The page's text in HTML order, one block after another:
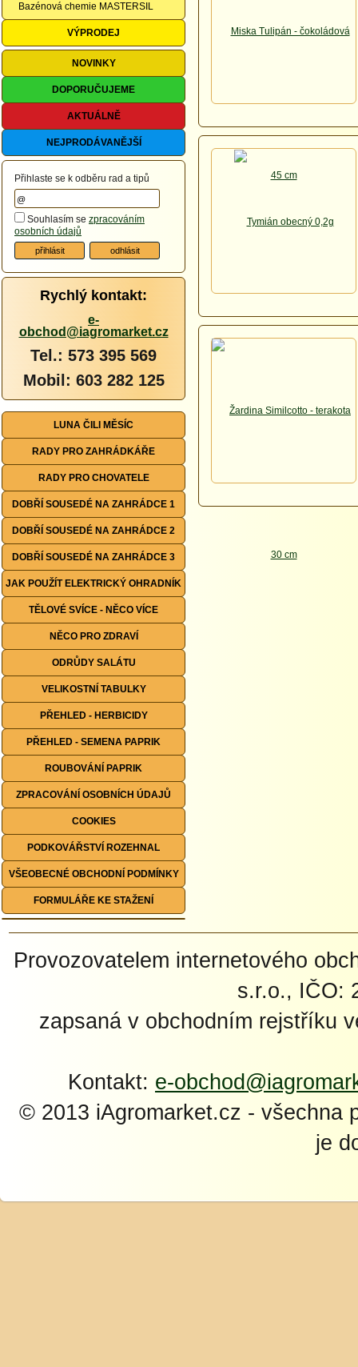
Bazénová chemie MASTERSIL
VÝPRODEJ
NOVINKY
DOPORUČUJEME
AKTUÁLNĚ
NEJPRODÁVANĚJŠÍ
Přihlaste se k odběru rad a tipů
Souhlasím se zpracováním
osobních údajů
Rychlý kontakt:
e-
obchod@iagromarket.cz
Tel.: 573 395 569
Mobil: 603 282 125
LUNA ČILI MĚSÍC
RADY PRO ZAHRÁDKÁŘE
RADY PRO CHOVATELE
DOBŘÍ SOUSEDÉ NA ZAHRÁDCE 1
DOBŘÍ SOUSEDÉ NA ZAHRÁDCE 2
DOBŘÍ SOUSEDÉ NA ZAHRÁDCE 3
JAK POUŽÍT ELEKTRICKÝ OHRADNÍK
TĚLOVÉ SVÍCE - NĚCO VÍCE
NĚCO PRO ZDRAVÍ
ODRŮDY SALÁTU
VELIKOSTNÍ TABULKY
PŘEHLED - HERBICIDY
PŘEHLED - SEMENA PAPRIK
ROUBOVÁNÍ PAPRIK
ZPRACOVÁNÍ OSOBNÍCH ÚDAJŮ
COOKIES
PODKOVÁŘSTVÍ ROZEHNAL
VŠEOBECNÉ OBCHODNÍ PODMÍNKY
FORMULÁŘE KE STAŽENÍ
Provozovatelem internetového
s.r.o., IČO:
zapsaná v obchodním rejstříku
Kontakt: e-
© 2013 iAgromarket.cz - všechna
je